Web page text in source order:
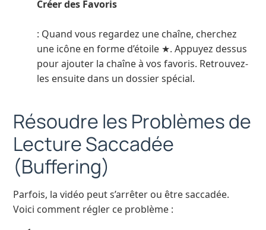
Créer des Favoris
: Quand vous regardez une chaîne, cherchez
une icône en forme d’étoile ★. Appuyez dessus
pour ajouter la chaîne à vos favoris. Retrouvez-
les ensuite dans un dossier spécial.
Résoudre les Problèmes de
Lecture Saccadée
(Buffering)
Parfois, la vidéo peut s’arrêter ou être saccadée.
Voici comment régler ce problème :